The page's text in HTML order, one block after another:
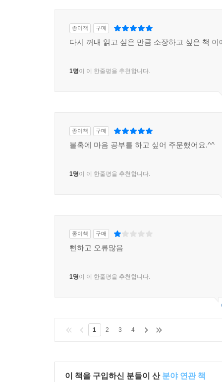
종이책 구매
다시 꺼내 읽고 싶은 만큼 소장하고 싶은 책 이
1명이 이 한줄평을 추천합니다.
종이책 구매
불혹에 마음 공부를 하고 싶어 주문했어요.^^
1명이 이 한줄평을 추천합니다.
종이책 구매
뻔하고 오류많음
1명이 이 한줄평을 추천합니다.
1 2 3 4
이 책을 구입하신 분들이 산 분야 연관 책